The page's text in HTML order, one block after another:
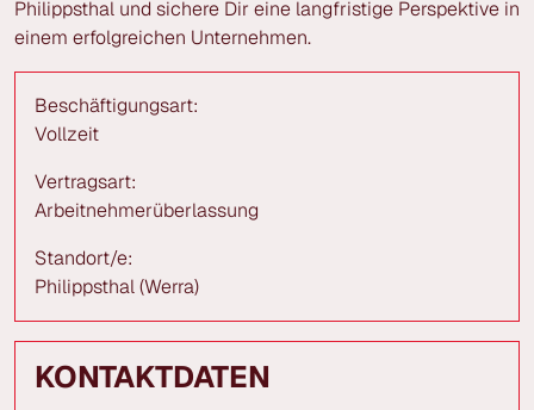
Philippsthal und sichere Dir eine langfristige Perspektive in
einem erfolgreichen Unternehmen.
Beschäftigungsart:
Vollzeit
Vertragsart:
Arbeitnehmerüberlassung
Standort/e:
Philippsthal (Werra)
KONTAKTDATEN